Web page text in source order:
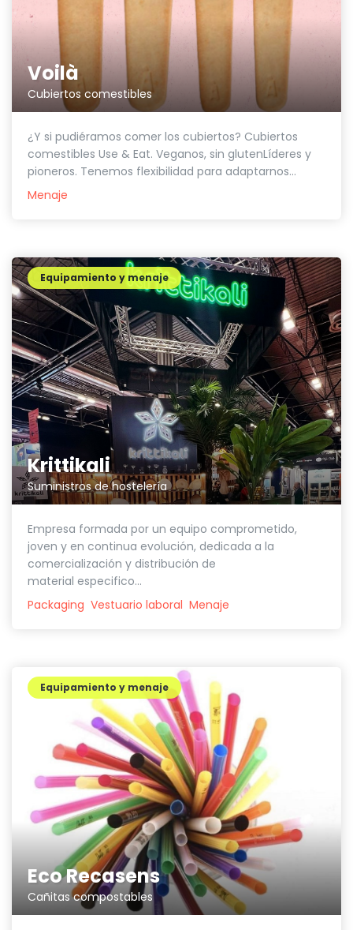
Voilà
Cubiertos comestibles
¿Y si pudiéramos comer los cubiertos? Cubiertos
comestibles Use & Eat. Veganos, sin glutenLíderes y
pioneros. Tenemos flexibilidad para adaptarnos...
Menaje
Krittikali
Suministros de hostelería
Equipamiento y menaje
Empresa formada por un equipo comprometido,
joven y en continua evolución, dedicada a la
comercialización y distribución de
material especifico...
Packaging Vestuario laboral Menaje
Eco Recasens
Cañitas compostables
Equipamiento y menaje